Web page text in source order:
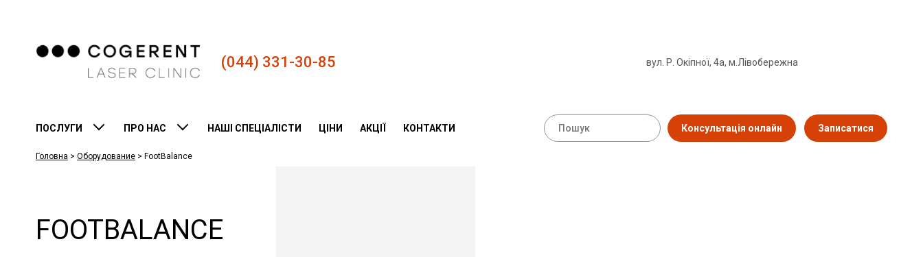
(044) 331-30-85 вул. Р. Окіпної, 4а, м.Лівобережна
ПОСЛУГИ ПРО НАС НАШІ СПЕЦІАЛІСТИ ЦІНИ АКЦІЇ КОНТАКТИ Консультація онлайн Записатися
Головна > Оборудование > FootBalance
FOOTBALANCE